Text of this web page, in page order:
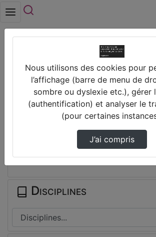
Lycée PAUL-LOUIS COURIER
Traam 2022-2023
Prendre des notes
Il n'y a pas de note disponible pour vous
Connectez-vous pour en créer une
Disciplines
Nous utilisons des cookies pour
l’affichage (barre de menu de
sombre ou dyslexie etc.), gérer
(authentification) et analyser le
(pour certaines
J’ai compris